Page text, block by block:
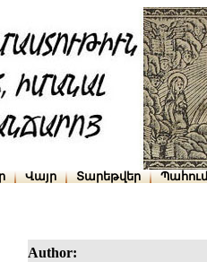
Վայր Տարեթվեր
Author: